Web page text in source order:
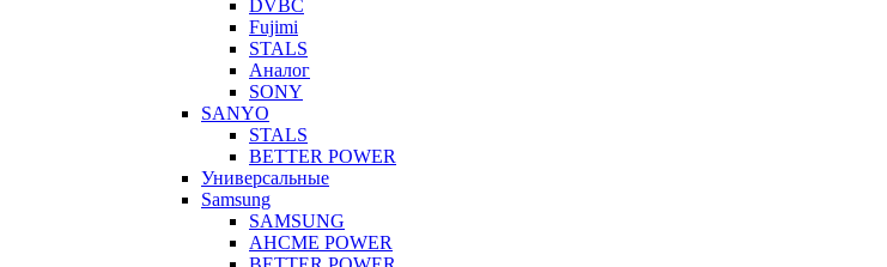
DVBC
Fujimi
STALS
Аналог
SONY
SANYO
STALS
BETTER POWER
Универсальные
Samsung
SAMSUNG
AHCME POWER